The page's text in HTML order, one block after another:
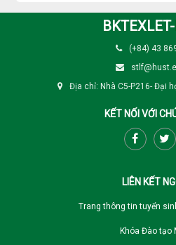
(+84) 43
Địa chỉ: Nhà C5-P216- Đại
KẾT NỐI VỚI
LIÊN KẾT
Trang thông tin tuyển
Khóa Đào tạo